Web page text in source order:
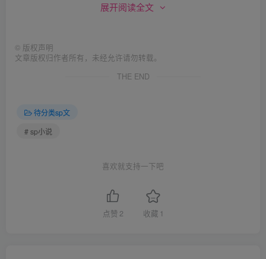
（17）有任何事情涉及到家法而又瞒着老公的被发现后要从
展开阅读全文
© 版权声明
文章版权归作者所有，未经允许请勿转载。
THE END
待分类sp文
# sp小说
喜欢就支持一下吧
点赞 2 收藏 1